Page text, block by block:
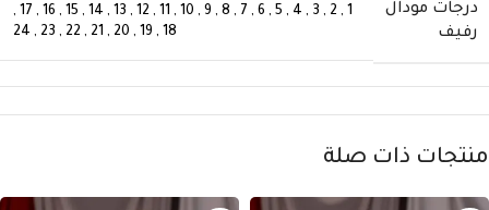
درجات مودال
رفيف
1
,
2
,
3
,
4
,
5
,
6
,
7
,
8
,
9
,
10
,
11
,
12
,
13
,
14
,
15
,
16
,
17
,
18
,
19
,
20
,
21
,
22
,
23
,
24
منتجات ذات صلة